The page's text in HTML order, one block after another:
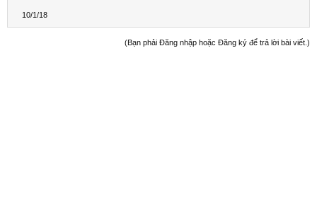
10/1/18
(Bạn phải Đăng nhập hoặc Đăng ký để trả lời bài viết.)